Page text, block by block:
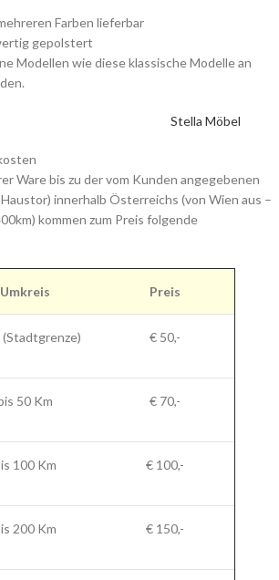
Farben lieferbar
gepolstert
Modellen wie diese klassische Modelle an
Stella Möbel
Ware bis zu der vom Kunden angegebenen
innerhalb Österreichs (von Wien aus –
kommen zum Preis folgende
Umkreis Preis
€ 50,-
50 Km € 70,-
100 Km € 100,-
200 Km € 150,-